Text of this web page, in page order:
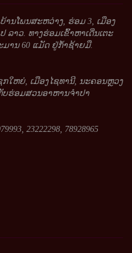
ານໂພນສະຫວ່າງ, ຮ່ອມ 3, ເມືອງ
ລາວ. ທາງຮ່ອມເຂົ້າຫາເດີ່ນເຕະ
ານ 60 ແມັດ ຢູ່ກໍ້າຊ້າຍມື.
ກໃຫຍ່, ເມືອງໄຊທານີ, ນະຄອນຫຼວງ
ບຮ່ອມສວນອາຫານຈໍາປາ
23222298, 78928965